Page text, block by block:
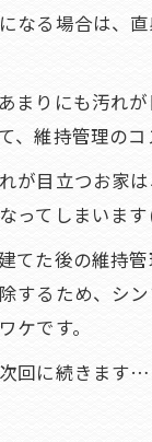
なる場合は、
まりにも汚れ
、維持管理の
が目立つお家
ってしまいま
てた後の維持
するため、シ
ケです。
回に続きます…